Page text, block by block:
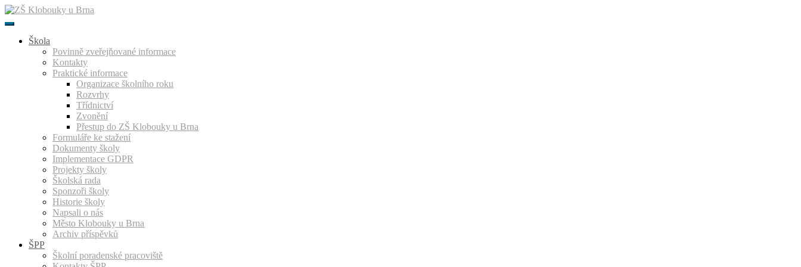
Přeskočit
k
Škola
Povinně zveřejňované informace
Kontakty
Praktické informace
Organizace školního roku
Rozvrhy
Třídnictví
Zvonění
Přestup do ZŠ Klobouky u Brna
Formuláře ke stažení
Dokumenty školy
Implementace GDPR
Projekty školy
Školská rada
Sponzoři školy
Historie školy
Napsali o nás
Město Klobouky u Brna
Archiv příspěvků
ŠPP
Školní poradenské pracoviště